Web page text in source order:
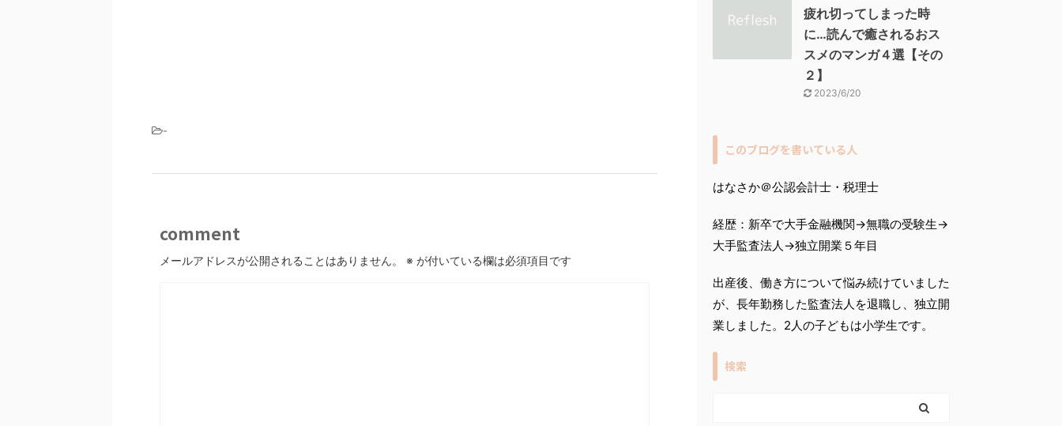
-
comment
メールアドレスが公開されることはありません。 ※ が付いている欄は必須項目です
疲れ切ってしまった時
に…読んで癒されるおス
スメのマンガ４選【その
２】
2023/6/20
このブログを書いている人
はなさか＠公認会計士・税理士
経歴：新卒で大手金融機関→無職の受験生→
大手監査法人→独立開業５年目
出産後、働き方について悩み続けていました
が、長年勤務した監査法人を退職し、独立開
業しました。2人の子どもは小学生です。
検索